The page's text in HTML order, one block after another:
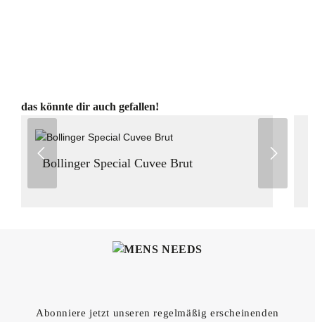
Produktgalerie überspringen
das könnte dir auch gefallen!
Bollinger Special Cuvee Brut
Abonniere jetzt unseren regelmäßig erscheinenden